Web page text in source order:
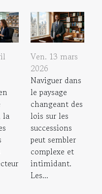
la
Ven. 13 mars
2026
Naviguer dans
le paysage
changeant des
lois sur les
successions
peut sembler
complexe et
intimidant.
Les...